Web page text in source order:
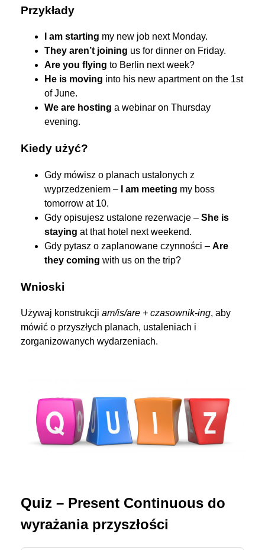
Przykłady
I am starting my new job next Monday.
They aren’t joining us for dinner on Friday.
Are you flying to Berlin next week?
He is moving into his new apartment on the 1st
of June.
We are hosting a webinar on Thursday
evening.
Kiedy użyć?
Gdy mówisz o planach ustalonych z
wyprzedzeniem –
I am meeting my boss
tomorrow at 10.
Gdy opisujesz ustalone rezerwacje – She is
staying at that hotel next weekend.
Gdy pytasz o zaplanowane czynności – Are
they coming with us on the trip?
Wnioski
Używaj konstrukcji am/is/are + czasownik-ing, aby
mówić o przyszłych planach, ustaleniach i
zorganizowanych wydarzeniach.
Quiz – Present Continuous do
wyrażania przyszłości